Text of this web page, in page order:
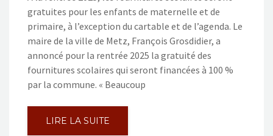
gratuites pour les enfants de maternelle et de
primaire, à l’exception du cartable et de l’agenda. Le
maire de la ville de Metz, François Grosdidier, a
annoncé pour la rentrée 2025 la gratuité des
fournitures scolaires qui seront financées à 100 %
par la commune. « Beaucoup
LIRE LA SUITE